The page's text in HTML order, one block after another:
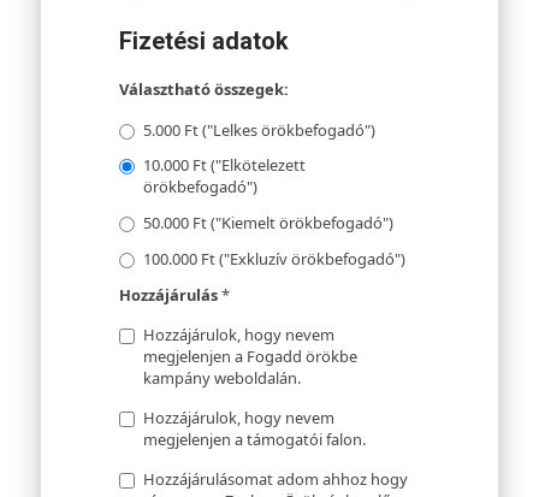
Fizetési adatok
Választható összegek:
5.000 Ft ("Lelkes örökbefogadó")
10.000 Ft ("Elkötelezett
örökbefogadó")
50.000 Ft ("Kiemelt örökbefogadó")
100.000 Ft ("Exkluzív örökbefogadó")
Hozzájárulás*
Hozzájárulok, hogy nevem
megjelenjen a Fogadd örökbe
kampány weboldalán.
Hozzájárulok, hogy nevem
megjelenjen a támogatói falon.
Hozzájárulásomat adom ahhoz hogy